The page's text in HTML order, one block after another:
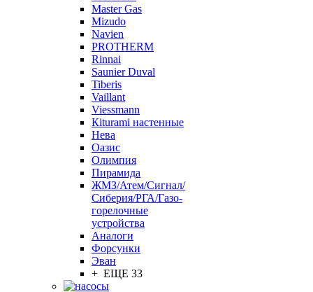
Master Gas
Mizudo
Navien
PROTHERM
Rinnai
Saunier Duval
Tiberis
Vaillant
Viessmann
Кiturami настенные
Нева
Оазис
Олимпия
Пирамида
ЖМЗ/Атем/Сигнал/
Сиберия/РГА/Газо-
горелочные
устройства
Aналоги
Форсунки
Эван
+ ЕЩЕ 33